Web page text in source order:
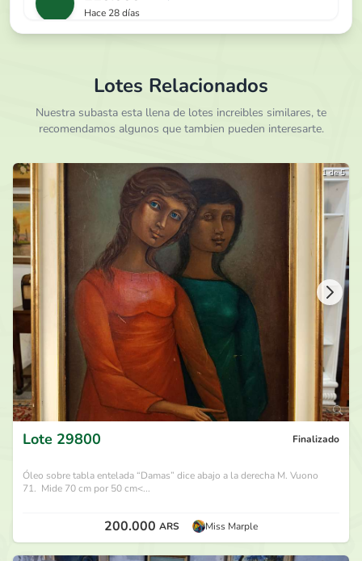
hace 28 días
190.000 ARS por Petit 45
hace 29 días
180.000 ARS por
hace 29 días
170.000 ARS por Petit 45
hace 29 días
160.000 ARS por
hace 29 días
150.000 ARS por
Petit 45
hace 29 días
140.000 ARS por 1469
hace 29 días
Lotes Relacionados
Nuestra subasta esta llena de lotes increibles similares, te
recomendamos algunos que tambien pueden interesarte.
1 de 5
Lote 29800 Finalizado
Óleo sobre tabla entelada “Damas” dice abajo a la derecha M. Vuono
71. Mide 70 cm por 50 cm<...
200.000 ARS Miss Marple